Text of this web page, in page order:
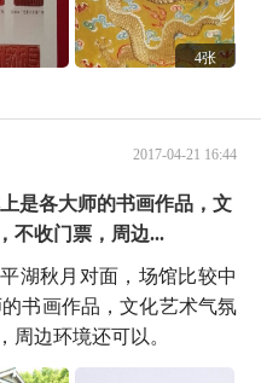
4张
2017-04-21 16:44
是各大师的书画作品，文
不收门票，周边...
湖秋月对面，场馆比较中
书画作品，文化艺术气氛
周边环境还可以。